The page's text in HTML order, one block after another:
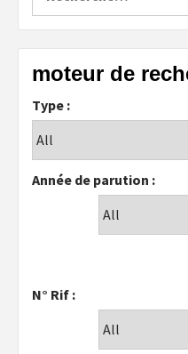
moteur de
Type :
Année de parution :
N° Rif :